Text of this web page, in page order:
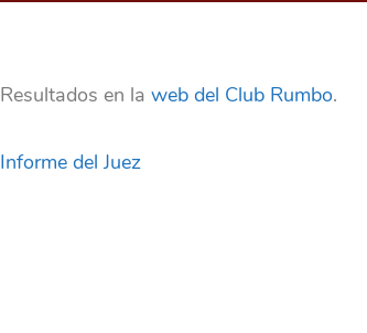
Resultados en la web del Club Rumbo.
Informe del Juez